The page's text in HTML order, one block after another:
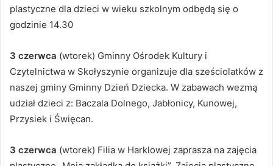
plastyczne dla dzieci w wieku szkolnym odbędą się o
godzinie 14.30
3 czerwca (wtorek) Gminny Ośrodek Kultury i
Czytelnictwa w Skołyszynie organizuje dla sześciolatków z
naszej gminy Gminny Dzień Dziecka. W zabawach wezmą
udział dzieci z: Baczala Dolnego, Jabłonicy, Kunowej,
Przysiek i Święcan.
3 czerwca (wtorek) Filia w Harklowej zaprasza na zajęcia